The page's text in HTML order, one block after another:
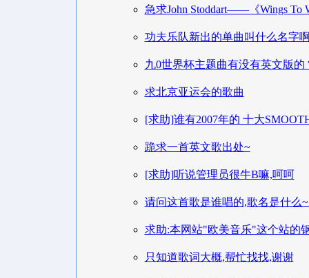
急求John Stoddart——《Wings To
功夫乐队新出的单曲叫什么名字
九0世界杯主题曲有没有英文版的
求北京亚运会的歌曲
[求助]谁有2007年的 十大
跪求一首英文歌出处~
[求助]听说管理员很牛B嘛,呵呵
请问这首歌是谁唱的,歌名是什么
求助:本网站"欧美音乐"这个站的
只知道歌词大概,帮忙找找,谢谢